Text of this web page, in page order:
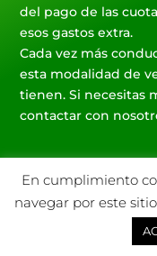
del pago de las
esos gastos extra.
Cada vez más
esta modalidad de
tienen. Si necesitas
contactar con
En cumplimiento
navegar por este